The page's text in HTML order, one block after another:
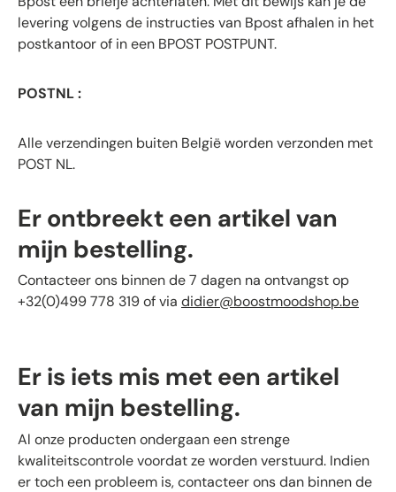
levering volgens de instructies van Bpost afhalen in het
postkantoor of in een BPOST POSTPUNT.
POSTNL :
Alle verzendingen buiten België worden verzonden met
POST NL.
Er ontbreekt een artikel van
mijn bestelling.
Contacteer ons binnen de 7 dagen na ontvangst op
+32(0)499 778 319 of via didier@boostmoodshop.be
Er is iets mis met een artikel
van mijn bestelling.
Al onze producten ondergaan een strenge
kwaliteitscontrole voordat ze worden verstuurd. Indien
er toch een probleem is, contacteer ons dan binnen de